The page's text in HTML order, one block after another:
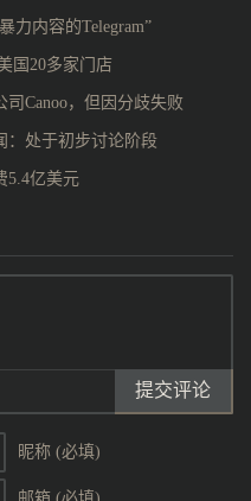
力内容的Telegram”
国20多家门店
Canoo，但因分歧失败
：处于初步讨论阶段
5.4亿美元
提交评论
昵称 (必填)